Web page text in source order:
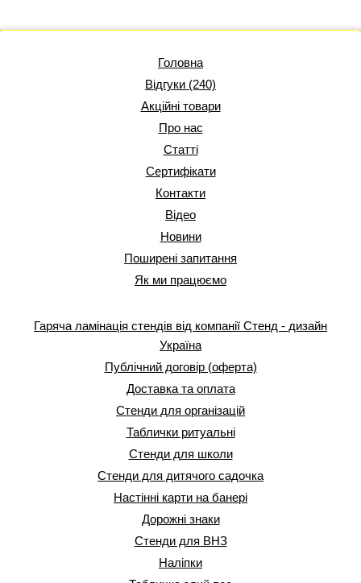
Головна
Відгуки (240)
Акційні товари
Про нас
Статті
Сертифікати
Контакти
Відео
Новини
Поширені запитання
Як ми працюємо
Гаряча ламінація стендів від компанії Стенд - дизайн
Україна
Публічний договір (оферта)
Доставка та оплата
Стенди для організацій
Таблички ритуальні
Стенди для школи
Стенди для дитячого садочка
Настінні карти на банері
Дорожні знаки
Стенди для ВНЗ
Наліпки